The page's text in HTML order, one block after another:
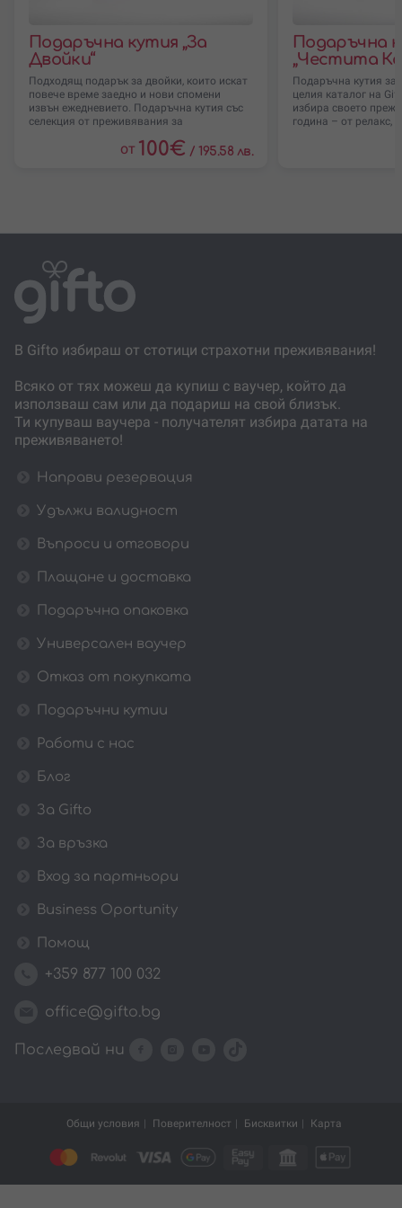
Получателят може да избере и резервира
преживяване от включената селекция без
доплащане.
Преживяванията в селекцията са достъпни на
различни локации в страната.
Някои преживявания може да имат възрастови,
сезонни или организационни условия според
Конкретните преживявания в селекцията могат да
Подаръчна кутия „За
Двойки“
Подходящ подарък за двойки, които искат
повече време заедно и нови спомени
извън ежедневието. Подаръчна кутия със
селекция от преживявания за
от 100€ / 195.58 лв.
Подаръчна
„Честита
Подаръчна кутия за
целия каталог на
избира своето
година – от релакс,
В Gifto избираш от стотици страхотни преживявания!
Всяко от тях можеш да купиш с ваучер, който да
използваш сам или да подариш на свой близък.
Ти купуваш ваучера - получателят избира датата на
преживяването!
Направи резервация
Удължи валидност
Въпроси и отговори
Плащане и доставка
Подаръчна опаковка
Универсален ваучер
Отказ от покупката
Подаръчни кутии
Работи с нас
Блог
За Gifto
За връзка
Вход за партньори
Business Oportunity
Помощ
+359 877 100 032
office@gifto.bg
Последвай ни
Общи условия Поверителност Бисквитки Карта